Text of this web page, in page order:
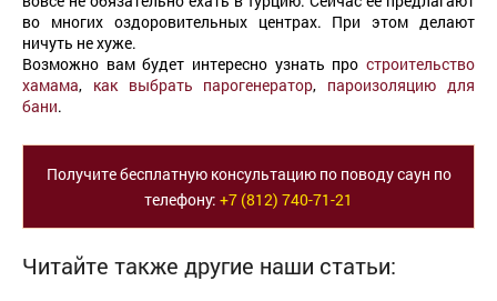
во многих оздоровительных центрах. При этом делают
ничуть не хуже.
Возможно вам будет интересно узнать про строительство
хамама, как выбрать парогенератор, пароизоляцию для
бани.
Получите бесплатную консультацию по поводу саун по
телефону: +7 (812) 740-71-21
Читайте также другие наши статьи: